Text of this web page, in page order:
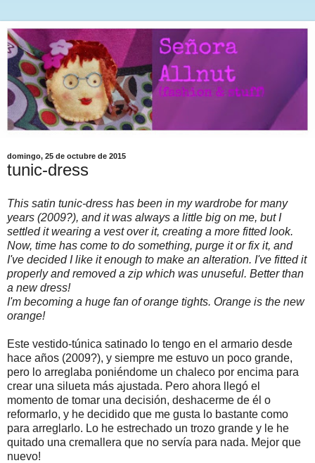
domingo, 25 de octubre de 2015
tunic-dress
This satin tunic-dress has been in my wardrobe for many
years (2009?), and it was always a little big on me, but I
settled it wearing a vest over it, creating a more fitted look.
Now, time has come to do something, purge it or fix it, and
I've decided I like it enough to make an alteration. I've fitted it
properly and removed a zip which was unuseful. Better than
a new dress!
I'm becoming a huge fan of orange tights. Orange is the new
orange!
Este vestido-túnica satinado lo tengo en el armario desde
hace años (2009?), y siempre me estuvo un poco grande,
pero lo arreglaba poniéndome un chaleco por encima para
crear una silueta más ajustada. Pero ahora llegó el
momento de tomar una decisión, deshacerme de él o
reformarlo, y he decidido que me gusta lo bastante como
para arreglarlo. Lo he estrechado un trozo grande y le he
quitado una cremallera que no servía para nada. Mejor que
nuevo!